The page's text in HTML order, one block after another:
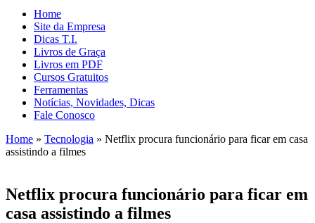
Home
Site da Empresa
Dicas T.I.
Livros de Graça
Livros em PDF
Cursos Gratuitos
Ferramentas
Notícias, Novidades, Dicas
Fale Conosco
Home » Tecnologia » Netflix procura funcionário para ficar em casa
assistindo a filmes
Netflix procura funcionário para ficar em
casa assistindo a filmes